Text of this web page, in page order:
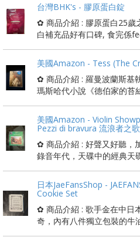
台灣BHK's - 膠原蛋白錠
✿ 商品介紹 : 膠原蛋白25歲
白補充品好有口碑, 食完係
美國Amazon - Tess (The
✿ 商品介紹 : 羅曼波蘭斯基
瑪斯哈代小說《德伯家的苔
美國Amazon - Violin
Pezzi di bravura 流浪者之歌
✿ 商品介紹 : 好聲又好聽，
錄音年代，天碟中的經典天
日本JaeFansShop -
Cookie Set
✿ 商品介紹 : 歌手金在中日
奇，內有八件獨立包裝的牛